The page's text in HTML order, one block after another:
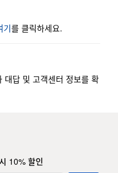
기를 클릭하세요.
대답 및 고객센터 정보를 확
10% 할인